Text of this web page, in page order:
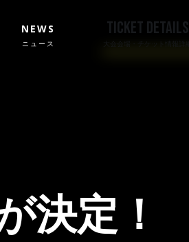
NEWS
ニュース
TICKET DETAILS
大会会場・チケット情報詳細
決定！